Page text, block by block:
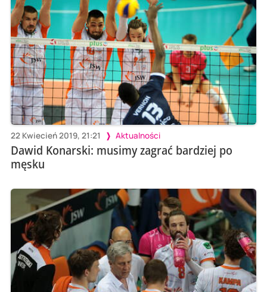
22 Kwiecień 2019, 21:21 Aktualności
Dawid Konarski: musimy zagrać bardziej po
męsku